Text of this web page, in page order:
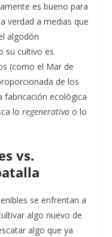
es bueno para
verdad a medias que
algodón
su cultivo es
(como el Mar de
de los
fabricación ecológica
lo regenerativo o lo
vs.
se enfrentan a
algo nuevo de
algo que ya